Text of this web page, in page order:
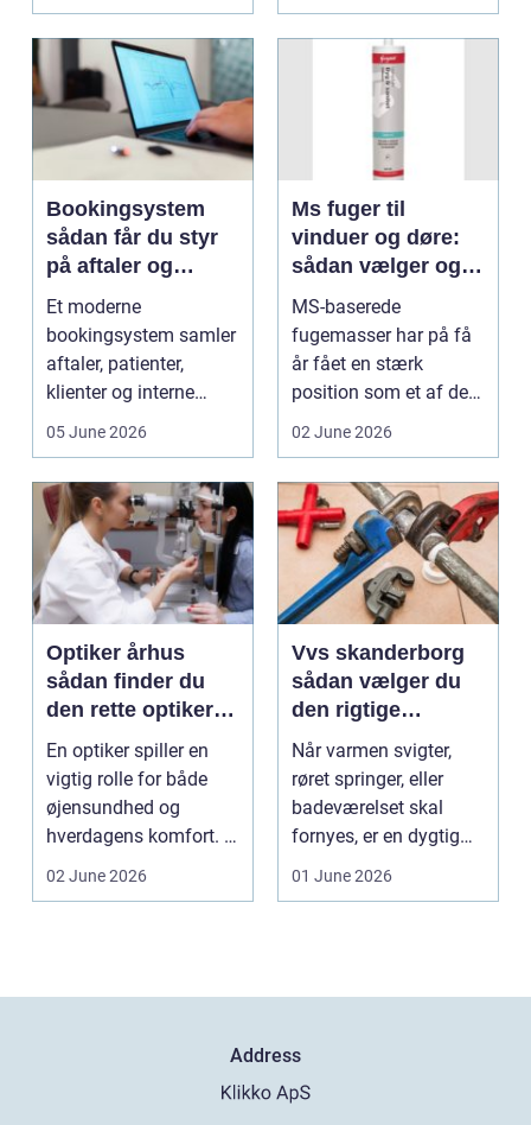
Bookingsystem
sådan får du styr
på aftaler og
arbejdsgange
Et moderne
bookingsystem samler
aftaler, patienter,
klienter og interne
arbejdsgange ét sted. I
05 June 2026
Ms fuger til
vinduer og døre:
sådan vælger og
bruger du dem
rigtigt
MS-baserede
fugemasser har på få
år fået en stærk
position som et af de
mest alsidige valg til
02 June 2026
Optiker århus
sådan finder du
den rette optiker i
byen
En optiker spiller en
vigtig rolle for både
øjensundhed og
hverdagens komfort. I
en by som Aarhus, h...
02 June 2026
Vvs skanderborg
sådan vælger du
den rigtige
installatør
Når varmen svigter,
røret springer, eller
badeværelset skal
fornyes, er en dygtig
VVS-installatør gu...
01 June 2026
Address